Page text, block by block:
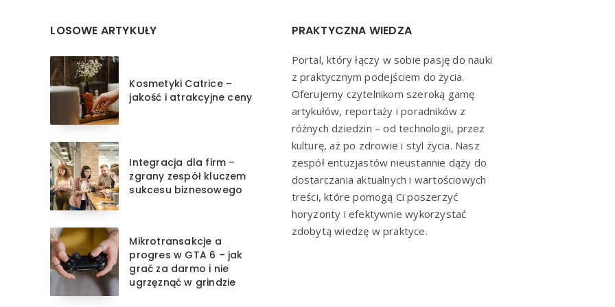
LOSOWE ARTYKUŁY
Kosmetyki Catrice –
jakość i atrakcyjne ceny
Integracja dla firm –
zgrany zespół kluczem
sukcesu biznesowego
Mikrotransakcje a
progres w GTA 6 – jak
grać za darmo i nie
ugrzęznąć w grindzie
PRAKTYCZNA WIEDZA
Portal, który łączy w sobie pasję do nauki
z praktycznym podejściem do życia.
Oferujemy czytelnikom szeroką gamę
artykułów, reportaży i poradników z
różnych dziedzin – od technologii, przez
kulturę, aż po zdrowie i styl życia. Nasz
zespół entuzjastów nieustannie dąży do
dostarczania aktualnych i wartościowych
treści, które pomogą Ci poszerzyć
horyzonty i efektywnie wykorzystać
zdobytą wiedzę w praktyce.